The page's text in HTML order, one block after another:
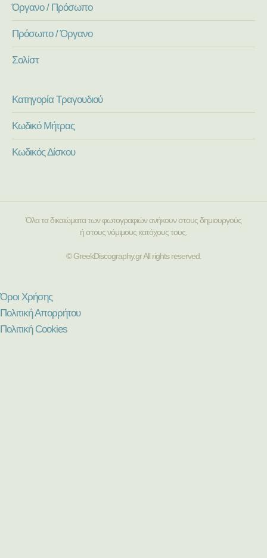
Όργανο / Πρόσωπο
Πρόσωπο / Όργανο
Σολίστ
Κατηγορία Τραγουδιού
Κωδικό Μήτρας
Κωδικός Δίσκου
Όλα τα δικαιώματα των φωτογραφιών ανήκουν στους δημιουργούς
ή στους νόμιμους κατόχους τους.
© GreekDiscography.gr All rights reserved.
Όροι Χρήσης
Πολιτική Απορρήτου
Πολιτική Cookies